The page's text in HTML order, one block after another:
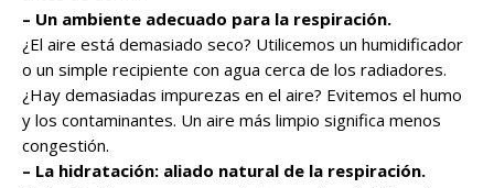
– Un ambiente adecuado para la respiración.
¿El aire está demasiado seco? Utilicemos un humidificador
o un simple recipiente con agua cerca de los radiadores.
¿Hay demasiadas impurezas en el aire? Evitemos el humo
y los contaminantes. Un aire más limpio significa menos
congestión.
– La hidratación: aliado natural de la respiración.